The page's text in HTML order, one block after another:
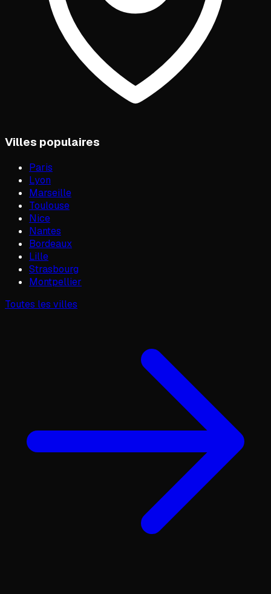
Villes populaires
Paris
Lyon
Marseille
Toulouse
Nice
Nantes
Bordeaux
Lille
Strasbourg
Montpellier
Toutes les villes